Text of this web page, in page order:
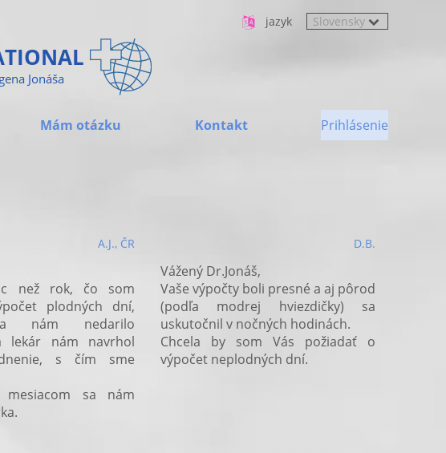
jazyk
Jonáša
Mám otázku Kontakt Prihlásenie
A.J., ČR
než rok, čo som
plodných dní,
nám nedarilo
lekár nám navrhol
s čím sme
sa nám
D.B.
Vážený Dr.Jonáš,
Vaše výpočty boli presné a aj pôrod
(podľa modrej hviezdičky) sa
uskutočnil v nočných hodinách.
Chcela by som Vás požiadať o
výpočet neplodných dní.